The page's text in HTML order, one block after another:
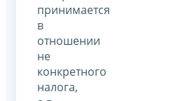
принимается
в
отношении
не
конкретного
налога,